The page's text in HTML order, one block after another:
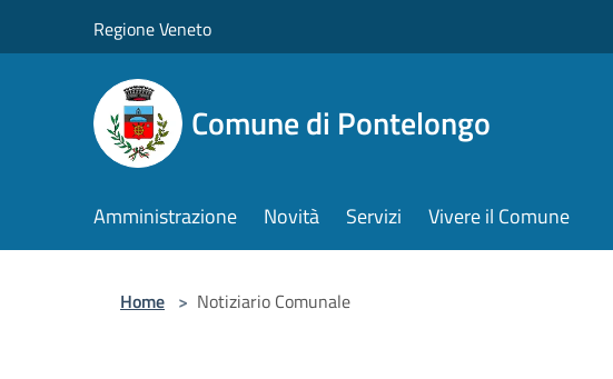
Regione Veneto
Comune di Pontelongo
Amministrazione Novità Servizi Vivere il Comune
Home > Notiziario Comunale